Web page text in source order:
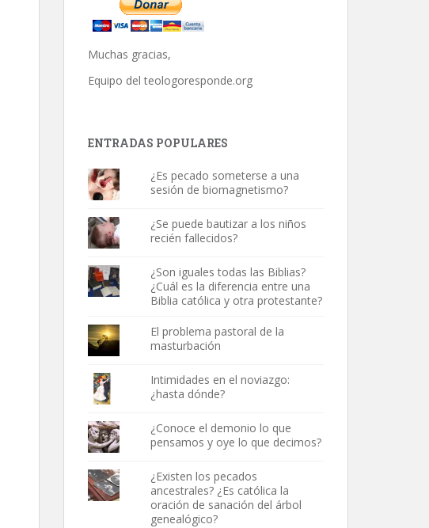
Muchas gracias,
Equipo del teologoresponde.org
ENTRADAS POPULARES
¿Es pecado someterse a una
sesión de biomagnetismo?
¿Se puede bautizar a los niños
recién fallecidos?
¿Son iguales todas las Biblias?
¿Cuál es la diferencia entre una
Biblia católica y otra protestante?
El problema pastoral de la
masturbación
Intimidades en el noviazgo:
¿hasta dónde?
¿Conoce el demonio lo que
pensamos y oye lo que decimos?
¿Existen los pecados
ancestrales? ¿Es católica la
oración de sanación del árbol
genealógico?